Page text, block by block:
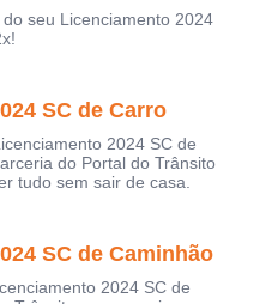
seu Licenciamento 2024
SC de Carro
2024 SC de
do Portal do Trânsito
tudo sem sair de casa.
SC de Caminhão
2024 SC de